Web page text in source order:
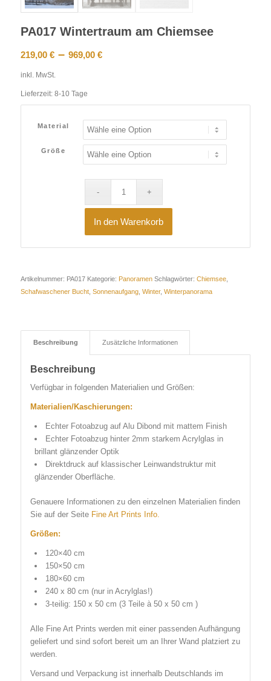
PA017 Wintertraum am Chiemsee
219,00 €– 969,00 €
inkl. MwSt.
Lieferzeit: 8-10 Tage
Material
Größe
In den Warenkorb
Artikelnummer: PA017 Kategorie: Panoramen Schlagwörter: Chiemsee,
Schafwaschener Bucht, Sonnenaufgang, Winter, Winterpanorama
Beschreibung Zusätzliche Informationen
Beschreibung
Verfügbar in folgenden Materialien und Größen:
Materialien/Kaschierungen:
Echter Fotoabzug auf Alu Dibond mit mattem Finish
Echter Fotoabzug hinter 2mm starkem Acrylglas in
brillant glänzender Optik
Direktdruck auf klassischer Leinwandstruktur mit
glänzender Oberfläche.
Genauere Informationen zu den einzelnen Materialien finden
Sie auf der Seite Fine Art Prints Info.
Größen:
120×40 cm
150×50 cm
180×60 cm
240 x 80 cm (nur in Acrylglas!)
3-teilig: 150 x 50 cm (3 Teile à 50 x 50 cm )
Alle Fine Art Prints werden mit einer passenden Aufhängung
geliefert und sind sofort bereit um an Ihrer Wand platziert zu
werden.
Versand und Verpackung ist innerhalb Deutschlands im